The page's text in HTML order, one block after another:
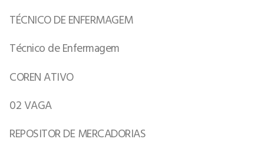
TÉCNICO DE ENFERMAGEM
Técnico de Enfermagem
COREN ATIVO
02 VAGA
REPOSITOR DE MERCADORIAS